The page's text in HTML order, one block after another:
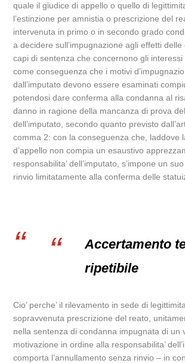
quale il giudice di appello o quello di
l’estinzione per amnistia o prescrizione del
intervenuta in primo o in secondo grado
a decidere sull’impugnazione agli effetti delle
capi di sentenza che concernono gli interessi
come conseguenza che i motivi
dall’imputato devono essere esaminati
potendosi dare conferma alla condanna al
danno in ragione della mancanza di prova
dell’imputato, secondo quanto previsto
comma 2: con la conseguenza che, laddove
d’appello non compia un esaustivo
responsabilita’ dell’imputato, s’impone un
rinvio limitatamente alla conferma delle
Accertamento
ripetibile
Cio’ perche’ il rilevamento in sede di
sopravvenuta prescrizione del reato,
nella sentenza di condanna impugnata di un
motivazione in ordine alla responsabilita’
comporta l’annullamento senza rinvio – in